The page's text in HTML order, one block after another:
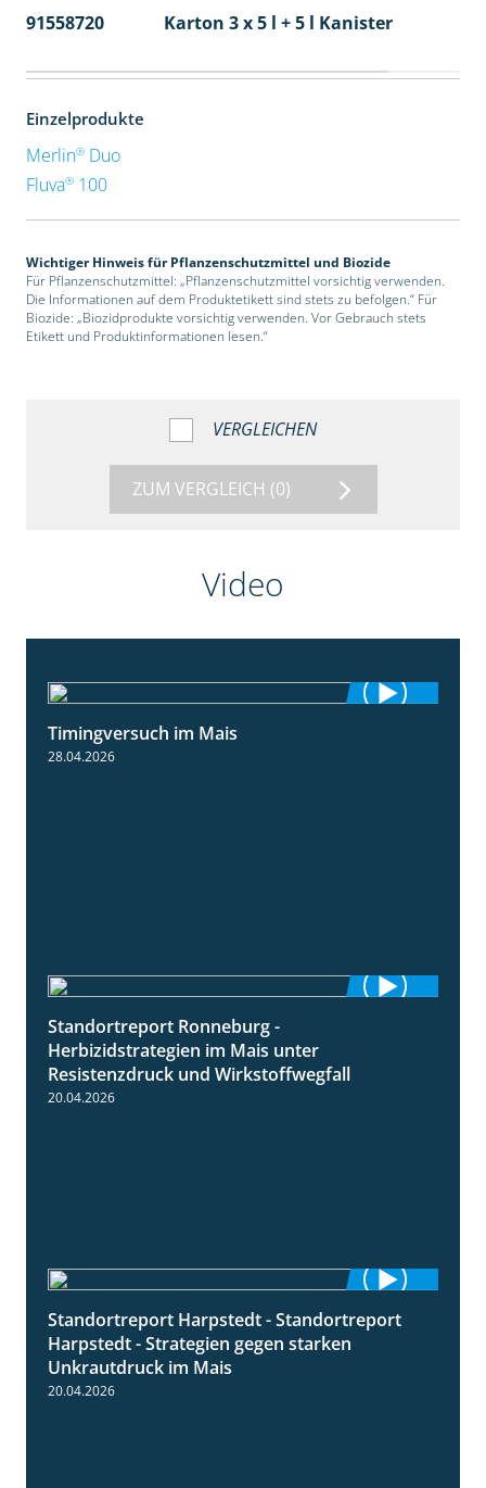
91558720 Karton 3 x 5 l + 5 l Kanister
Einzelprodukte
Merlin®Duo
Fluva®100
Wichtiger Hinweis für Pflanzenschutzmittel und Biozide
Für Pflanzenschutzmittel: „Pflanzenschutzmittel vorsichtig verwenden.
Die Informationen auf dem Produktetikett sind stets zu befolgen.“ Für
Biozide: „Biozidprodukte vorsichtig verwenden. Vor Gebrauch stets
Etikett und Produktinformationen lesen.“
VERGLEICHEN
ZUM VERGLEICH (0)
Video
Timingversuch im Mais
28.04.2026
Standortreport Ronneburg -
Herbizidstrategien im Mais unter
Resistenzdruck und Wirkstoffwegfall
20.04.2026
9:11
Standortreport Harpstedt - Standortreport
Harpstedt - Strategien gegen starken
Unkrautdruck im Mais
20.04.2026